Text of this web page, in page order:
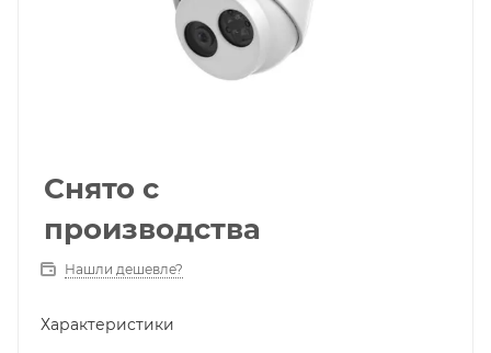
Снято с
производства
Нашли дешевле?
Характеристики